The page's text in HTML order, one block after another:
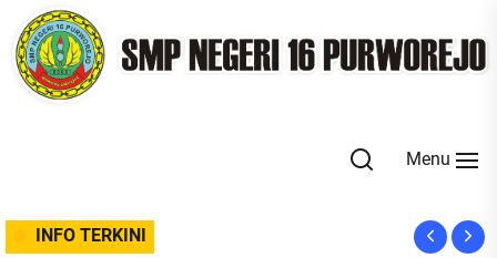
the
content
Menu
INFO TERKINI